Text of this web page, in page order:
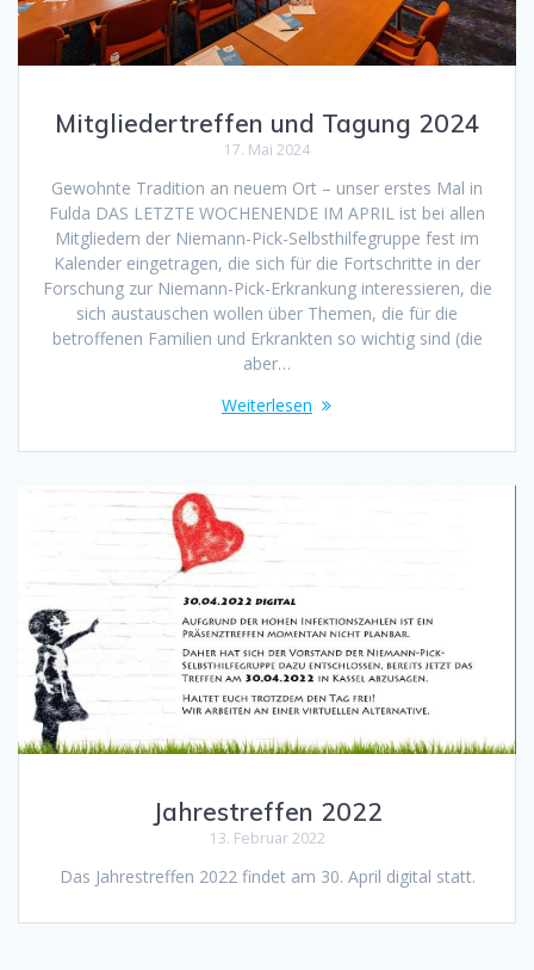
Mitgliedertreffen und Tagung 2024
17. Mai 2024
Gewohnte Tradition an neuem Ort – unser erstes Mal in
Fulda DAS LETZTE WOCHENENDE IM APRIL ist bei allen
Mitgliedern der Niemann-Pick-Selbsthilfegruppe fest im
Kalender eingetragen, die sich für die Fortschritte in der
Forschung zur Niemann-Pick-Erkrankung interessieren, die
sich austauschen wollen über Themen, die für die
betroffenen Familien und Erkrankten so wichtig sind (die
aber…
Weiterlesen
Jahrestreffen 2022
13. Februar 2022
Das Jahrestreffen 2022 findet am 30. April digital statt.